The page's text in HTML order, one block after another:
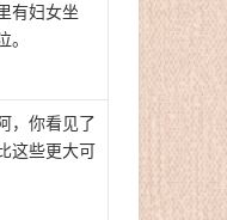
有妇女坐
。
，你看见了
这些更大可